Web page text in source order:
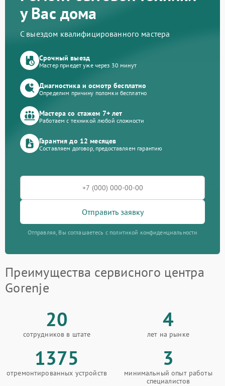
у Вас дома
С выездом квалифицированного мастера
Срочный выезд
Мастер приедет уже через 30 минут
Диагностика и осмотр бесплатно
Определим причину поломки бесплатно
Мастера со стажем 7+ лет
Работаем с техникой любой сложности
Гарантия до 12 месяцев
Составляем договор, предоставляем гарантию
Отправить заявку
Отправляя, Вы соглашаетесь с политикой конфиденциальности
Преимущества сервисного центра
Gorenje
20
сотрудников в штате
4
лет на рынке
1375
отремонтированных устройств
3
минимальный опыт работы
специалистов